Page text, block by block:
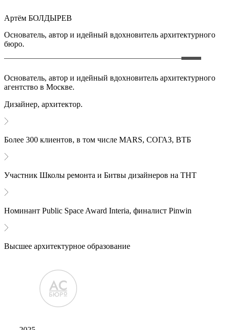
Артём БОЛДЫРЕВ
Основатель, автор и идейный вдохновитель архитектурного
бюро.
Основатель, автор и идейный вдохновитель архитектурного
агентство в Москве.
Дизайнер, архитектор.
Более 300 клиентов, в том числе MARS, СОГАЗ, ВТБ
Участник Школы ремонта и Битвы дизайнеров на ТНТ
Номинант Public Space Award Interia, финалист Pinwin
Высшее архитектурное образование